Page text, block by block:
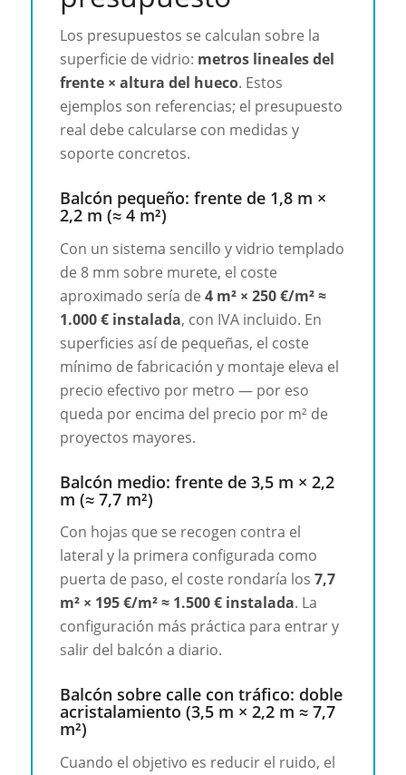
Los presupuestos se calculan sobre la
superficie de vidrio: metros lineales del
frente × altura del hueco. Estos
ejemplos son referencias; el presupuesto
real debe calcularse con medidas y
soporte concretos.
Balcón pequeño: frente de 1,8 m ×
2,2 m (≈ 4 m²)
Con un sistema sencillo y vidrio templado
de 8 mm sobre murete, el coste
aproximado sería de 4 m² × 250 €/m² ≈
1.000 € instalada, con IVA incluido. En
superficies así de pequeñas, el coste
mínimo de fabricación y montaje eleva el
precio efectivo por metro — por eso
queda por encima del precio por m² de
proyectos mayores.
Balcón medio: frente de 3,5 m × 2,2
m (≈ 7,7 m²)
Con hojas que se recogen contra el
lateral y la primera configurada como
puerta de paso, el coste rondaría los 7,7
m² × 195 €/m² ≈ 1.500 € instalada. La
configuración más práctica para entrar y
salir del balcón a diario.
Balcón sobre calle con tráfico: doble
acristalamiento (3,5 m × 2,2 m ≈ 7,7
m²)
Cuando el objetivo es reducir el ruido, el